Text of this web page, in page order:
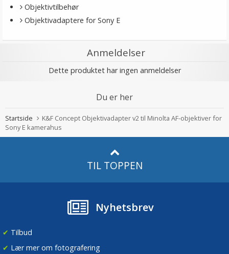
Objektivtilbehør
Objektivadaptere for Sony E
Anmeldelser
Dette produktet har ingen anmeldelser
Du er her
Startside
K&F Concept Objektivadapter v2 til Minolta AF-objektiver for
Sony E kamerahus
TIL TOPPEN
Nyhetsbrev
✔ Tilbud
✔ Lær mer om fotografering